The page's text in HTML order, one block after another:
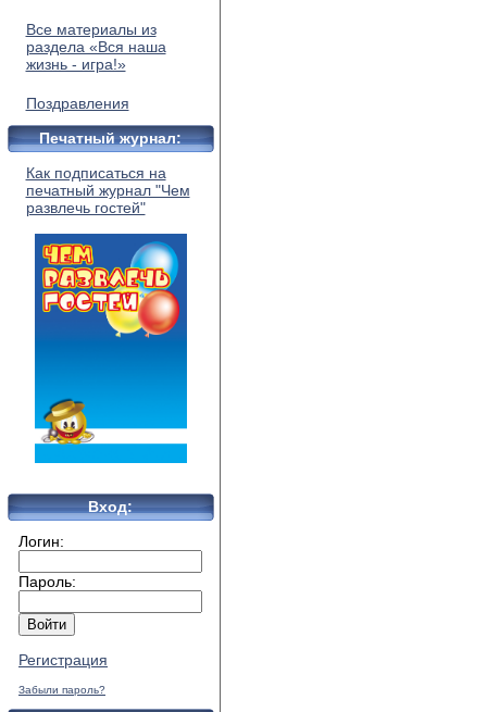
Все материалы из
раздела «Вся наша
жизнь - игра!»
Поздравления
Печатный журнал:
Как подписаться на
печатный журнал "Чем
развлечь гостей"
Вход:
Логин:
Пароль:
Регистрация
Забыли пароль?